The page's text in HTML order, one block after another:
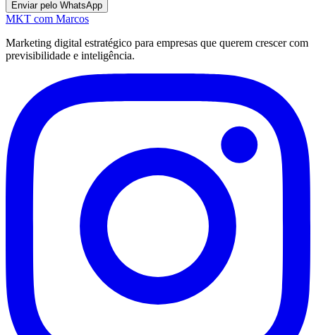
Enviar pelo WhatsApp
MKT com Marcos
Marketing digital estratégico para empresas que querem crescer com
previsibilidade e inteligência.